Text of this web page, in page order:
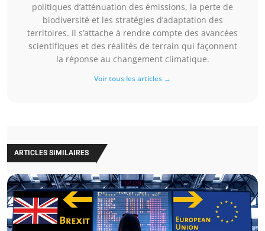
politiques d’atténuation des émissions, la perte de
biodiversité et les stratégies d’adaptation des
territoires. Il s’attache à rendre compte des avancées
scientifiques et des réalités de terrain qui façonnent
la réponse au changement climatique.
Voir tous les articles →
ARTICLES SIMILAIRES